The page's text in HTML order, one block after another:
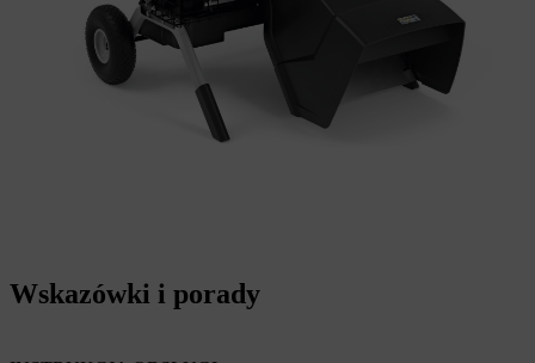
Wskazówki i porady